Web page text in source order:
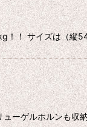
！！ サイズは（縦
ーゲルホルンも収